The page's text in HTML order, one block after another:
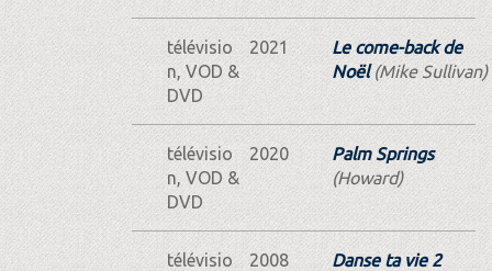
télévisio
n, VOD &
DVD
2021
Le come-back de
Noël(Mike Sullivan)
télévisio
n, VOD &
DVD
2020
Palm Springs
(Howard)
télévisio
2008
Danse ta vie 2